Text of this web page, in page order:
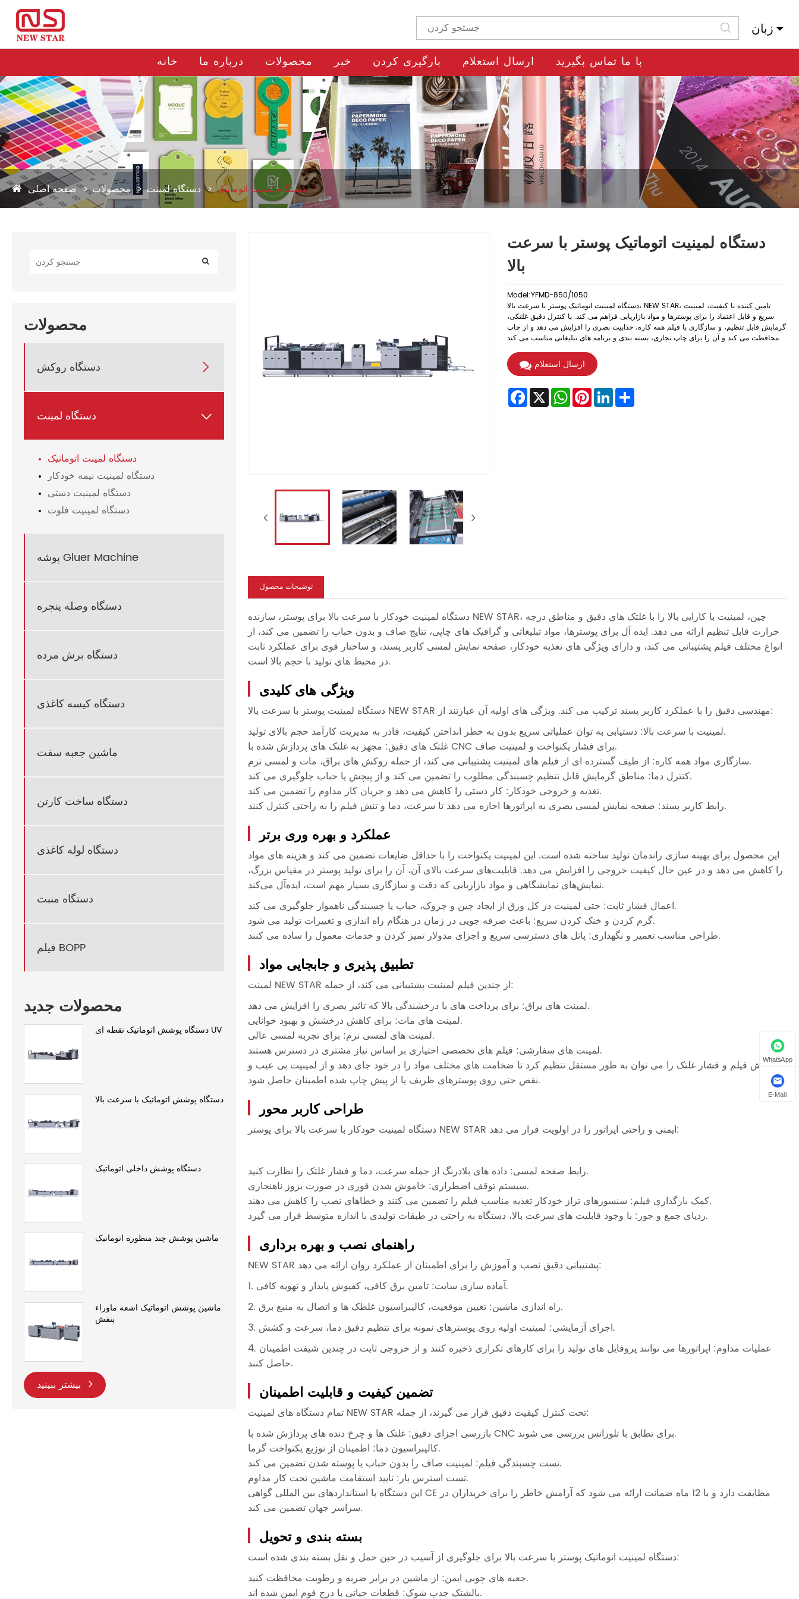
زبان
خانه درباره ما محصولات خبر بارگیری کردن ارسال استعلام با ما تماس بگیرید
صفحه اصلی محصولات دستگاه لمینت دستگاه لمینت اتوماتیک
محصولات
دستگاه روکش 
دستگاه لمینت 
دستگاه لمینت اتوماتیک
دستگاه لمینیت نیمه خودکار
دستگاه لمینیت دستی
دستگاه لمینیت فلوت
پوشه Gluer Machine
دستگاه وصله پنجره
دستگاه برش مرده
دستگاه کیسه کاغذی
ماشین جعبه سفت
دستگاه ساخت کارتن
دستگاه لوله کاغذی
دستگاه منبت
فیلم BOPP
محصولات جدید
دستگاه پوشش اتوماتیک نقطه ای UV
دستگاه پوشش اتوماتیک با سرعت بالا
دستگاه پوشش داخلی اتوماتیک
ماشین پوشش چند منظوره اتوماتیک
ماشین پوشش اتوماتیک اشعه ماوراء
بنفش
دستگاه لمینیت اتوماتیک پوستر با سرعت
بالا
Model:YFMD-850/1050
دستگاه لمینیت اتوماتیک پوستر با سرعت بالا، NEW STAR، تامین کننده با کیفیت، لمینیت
سریع و قابل اعتماد را برای پوسترها و مواد بازاریابی فراهم می کند. با کنترل دقیق غلتکی،
گرمایش قابل تنظیم، و سازگاری با فیلم همه کاره، جذابیت بصری را افزایش می دهد و از چاپ
محافظت می کند و آن را برای چاپ تجاری، بسته بندی و برنامه های تبلیغاتی مناسب می کند.
ارسال استعلام
Facebook
X WhatsApp
PinterestLinkedInShare
توضیحات محصول
دستگاه لمینیت خودکار با سرعت بالا برای پوستر، سازنده NEW STAR، چین، لمینیت با کارایی بالا را با غلتک های دقیق و مناطق درجه
حرارت قابل تنظیم ارائه می دهد. ایده آل برای پوسترها، مواد تبلیغاتی و گرافیک های چاپی، نتایج صاف و بدون حباب را تضمین می کند، از
انواع مختلف فیلم پشتیبانی می کند، و دارای ویژگی های تغذیه خودکار، صفحه نمایش لمسی کاربر پسند، و ساختار قوی برای عملکرد ثابت
در محیط های تولید با حجم بالا است.
ویژگی های کلیدی
دستگاه لمینیت پوستر با سرعت بالا NEW STAR مهندسی دقیق را با عملکرد کاربر پسند ترکیب می کند. ویژگی های اولیه آن عبارتند از:
لمینیت با سرعت بالا: دستیابی به توان عملیاتی سریع بدون به خطر انداختن کیفیت، قادر به مدیریت کارآمد حجم بالای تولید.
غلتک های دقیق: مجهز به غلتک های پردازش شده با CNC برای فشار یکنواخت و لمینیت صاف.
سازگاری مواد همه کاره: از طیف گسترده ای از فیلم های لمینیت پشتیبانی می کند، از جمله روکش های براق، مات و لمسی نرم.
کنترل دما: مناطق گرمایش قابل تنظیم چسبندگی مطلوب را تضمین می کند و از پیچش یا حباب جلوگیری می کند.
تغذیه و خروجی خودکار: کار دستی را کاهش می دهد و جریان کار مداوم را تضمین می کند.
رابط کاربر پسند: صفحه نمایش لمسی بصری به اپراتورها اجازه می دهد تا سرعت، دما و تنش فیلم را به راحتی کنترل کنند.
عملکرد و بهره وری برتر
این محصول برای بهینه سازی راندمان تولید ساخته شده است. این لمینیت یکنواخت را با حداقل ضایعات تضمین می کند و هزینه های مواد
را کاهش می دهد و در عین حال کیفیت خروجی را افزایش می دهد. قابلیت‌های سرعت بالای آن، آن را برای تولید پوستر در مقیاس بزرگ،
نمایش‌های نمایشگاهی و مواد بازاریابی که دقت و سازگاری بسیار مهم است، ایده‌آل می‌کند.
اعمال فشار ثابت: حتی لمینیت در کل ورق از ایجاد چین و چروک، حباب یا چسبندگی ناهموار جلوگیری می کند.
گرم کردن و خنک کردن سریع: باعث صرفه جویی در زمان در هنگام راه اندازی و تغییرات تولید می شود.
طراحی مناسب تعمیر و نگهداری: پانل های دسترسی سریع و اجزای مدولار تمیز کردن و خدمات معمول را ساده می کنند.
تطبیق پذیری و جابجایی مواد
لمینت NEW STAR از چندین فیلم لمینیت پشتیبانی می کند، از جمله:
لمینت های براق: برای پرداخت های با درخشندگی بالا که تاثیر بصری را افزایش می دهد.
لمینت های مات: برای کاهش درخشش و بهبود خوانایی.
لمینت های لمسی نرم: برای تجربه لمسی عالی.
لمینت های سفارشی: فیلم های تخصصی اختیاری بر اساس نیاز مشتری در دسترس هستند.
کشش فیلم و فشار غلتک را می توان به طور مستقل تنظیم کرد تا ضخامت های مختلف مواد را در خود جای دهد و از لمینیت بی عیب و
نقص حتی روی پوسترهای ظریف یا از پیش چاپ شده اطمینان حاصل شود.
طراحی کاربر محور
دستگاه لمینیت خودکار با سرعت بالا برای پوستر NEW STAR ایمنی و راحتی اپراتور را در اولویت قرار می دهد:
رابط صفحه لمسی: داده های بلادرنگ از جمله سرعت، دما و فشار غلتک را نظارت کنید.
سیستم توقف اضطراری: خاموش شدن فوری در صورت بروز ناهنجاری.
کمک بارگذاری فیلم: سنسورهای تراز خودکار تغذیه مناسب فیلم را تضمین می کنند و خطاهای نصب را کاهش می دهند.
ردپای جمع و جور: با وجود قابلیت های سرعت بالا، دستگاه به راحتی در طبقات تولیدی با اندازه متوسط ​​قرار می گیرد.
راهنمای نصب و بهره برداری
NEW STAR پشتیبانی دقیق نصب و آموزش را برای اطمینان از عملکرد روان ارائه می دهد:
1. آماده سازی سایت: تامین برق کافی، کفپوش پایدار و تهویه کافی.
2. راه اندازی ماشین: تعیین موقعیت، کالیبراسیون غلطک ها و اتصال به منبع برق.
3. اجرای آزمایشی: لمینیت اولیه روی پوسترهای نمونه برای تنظیم دقیق دما، سرعت و کشش.
4. عملیات مداوم: اپراتورها می توانند پروفایل های تولید را برای کارهای تکراری ذخیره کنند و از خروجی ثابت در چندین شیفت اطمینان
حاصل کنند.
تضمین کیفیت و قابلیت اطمینان
تمام دستگاه های لمینیت NEW STAR تحت کنترل کیفیت دقیق قرار می گیرند، از جمله:
بازرسی اجزای دقیق: غلتک ها و چرخ دنده های پردازش شده با CNC برای تطابق با تلورانس بررسی می شوند.
کالیبراسیون دما: اطمینان از توزیع یکنواخت گرما.
تست چسبندگی فیلم: لمینیت صاف را بدون حباب یا پوسته شدن تضمین می کند.
تست استرس بار: تایید استقامت ماشین تحت کار مداوم.
این دستگاه با استانداردهای بین المللی گواهی CE مطابقت دارد و با 12 ماه ضمانت ارائه می شود که آرامش خاطر را برای خریداران در
سراسر جهان تضمین می کند.
بسته بندی و تحویل
دستگاه لمینیت اتوماتیک پوستر با سرعت بالا برای جلوگیری از آسیب در حین حمل و نقل بسته بندی شده است:
جعبه های چوبی ایمن: از ماشین در برابر ضربه و رطوبت محافظت کنید.
بالشتک جذب شوک: قطعات حیاتی با درج فوم ایمن شده اند.
WhatsApp
E-Mail